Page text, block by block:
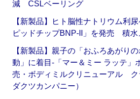
減 CSLベーリング
【新製品】ヒト脳性ナトリウム利
ピッドチップBNP-II」を発売 積水
【新製品】親子の「おふろあがり
動」に着目‐「マー＆ミー ラッテ」
売・ボディミルクリニューアル ク
ダクツカンパニー）